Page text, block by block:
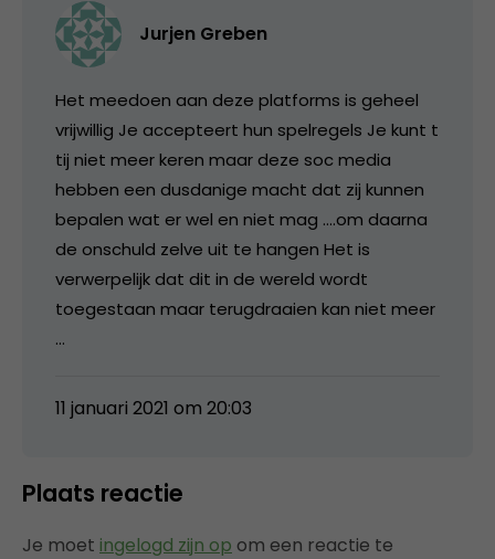
Jurjen Greben
Het meedoen aan deze platforms is geheel
vrijwillig Je accepteert hun spelregels Je kunt t
tij niet meer keren maar deze soc media
hebben een dusdanige macht dat zij kunnen
bepalen wat er wel en niet mag ….om daarna
de onschuld zelve uit te hangen Het is
verwerpelijk dat dit in de wereld wordt
toegestaan maar terugdraaien kan niet meer
…
11 januari 2021 om 20:03
Plaats reactie
Je moet ingelogd zijn op om een reactie te